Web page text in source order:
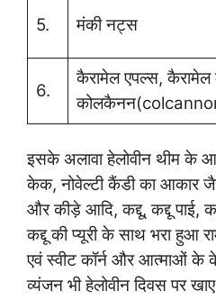
5. मंकी नट्स
6.
कैरामेल एपल्स, कैरामेल
इसके अलावा हेलोवीन थीम के
केक, नोवेल्टी कैंडी का आकार
और कीड़े आदि, कद्दू, कद्दू पाई,
कद्दू की प्यूरी के साथ भरा हुआ
एवं स्वीट कॉर्न और आत्माओं के
व्यंजन भी हेलोवीन दिवस पर